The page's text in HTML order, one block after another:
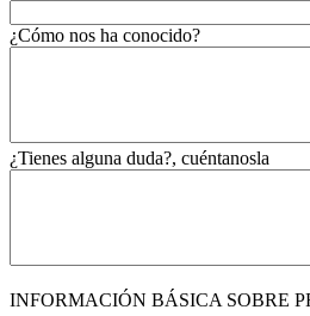
¿Cómo nos ha conocido?
¿Tienes alguna duda?, cuéntanosla
INFORMACIÓN BÁSICA SOBRE